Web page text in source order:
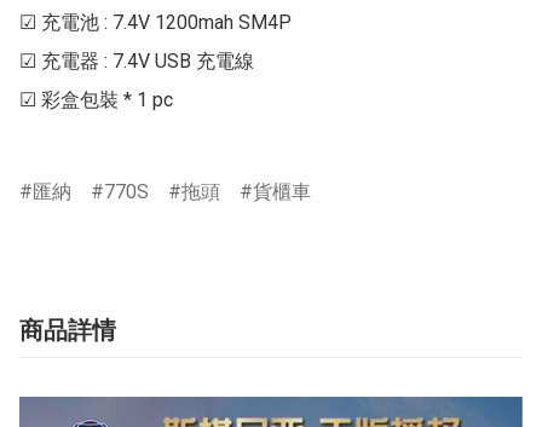
☑ 充電池 : 7.4V 1200mah SM4P
☑ 充電器 : 7.4V USB 充電線
☑ 彩盒包裝 * 1 pc
匯納 770S 拖頭 貨櫃車
商品詳情